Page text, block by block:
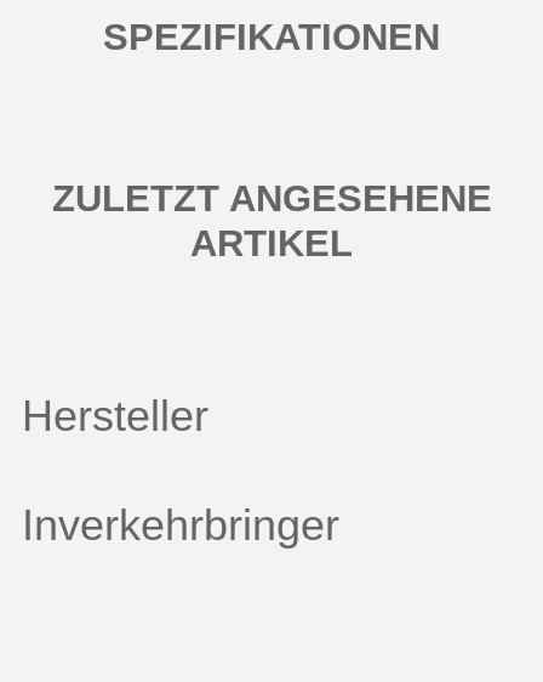
SPEZIFIKATIONEN
ZULETZT ANGESEHENE
ARTIKEL
Hersteller
Inverkehrbringer